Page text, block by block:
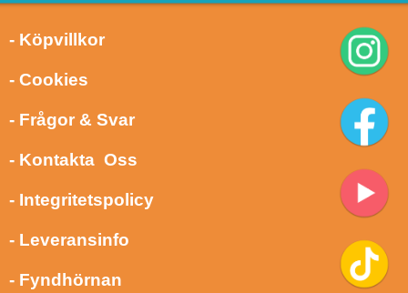
- Köpvillkor
- Cookies
- Frågor & Svar
- Kontakta Oss
- Integritetspolicy
- Leveransinfo
- Fyndhörnan